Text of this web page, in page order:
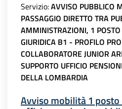
Servizio:AVVISO PUBBLICO
PASSAGGIO DIRETTO TRA
AMMINISTRAZIONI, 1 POSTO
GIURIDICA B1 - PROFILO
COLLABORATORE JUNIOR
SUPPORTO UFFICIO
DELLA LOMBARDIA
Avviso mobilità 1